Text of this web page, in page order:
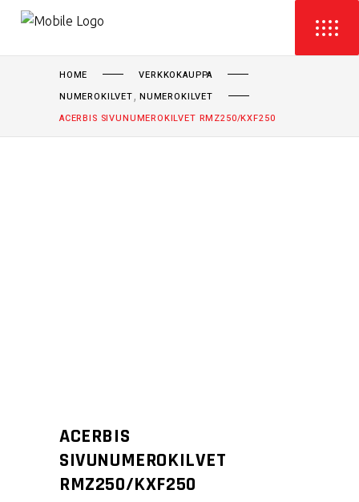
HOME
VERKKOKAUPPA
NUMEROKILVET, NUMEROKILVET
ACERBIS SIVUNUMEROKILVET RMZ250/KXF250
ACERBIS
SIVUNUMEROKILVET
RMZ250/KXF250